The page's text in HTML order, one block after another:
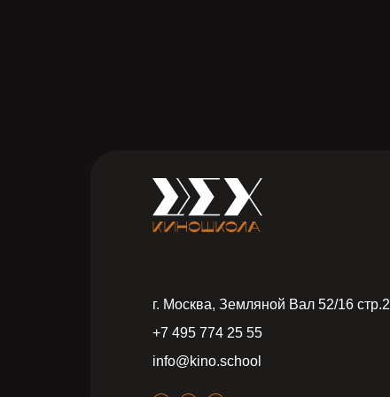
г. Москва, Земляной Вал 52/16 стр.2
+7 495 774 25 55
info@kino.school